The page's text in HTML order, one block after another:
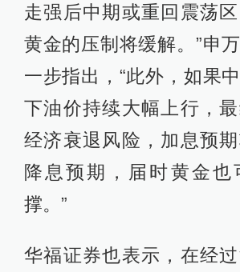
走强后中期或重回震荡
黄金的压制将缓解。”申
一步指出，“此外，如果
下油价持续大幅上行，
经济衰退风险，加息预
降息预期，届时黄金也
撑。”
华福证券也表示，在经